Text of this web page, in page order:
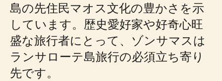
島の先住民マオス文化の豊かさを示
しています。歴史愛好家や好奇心旺
盛な旅行者にとって、ゾンサマスは
ランサローテ島旅行の必須立ち寄り
先です。